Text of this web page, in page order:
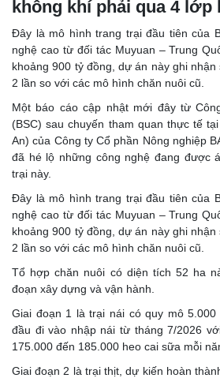
không khí phải qua 4 lớp
Đây là mô hình trang trại đầu tiên của
nghệ cao từ đối tác Muyuan – Trung
khoảng 900 tỷ đồng, dự án này ghi
2 lần so với các mô hình chăn nuôi cũ.
Một báo cáo cập nhật mới đây từ
(BSC) sau chuyến tham quan thực tế
An) của Công ty Cổ phần Nông nghiệp
đã hé lộ những công nghệ đang được
trại này.
Đây là mô hình trang trại đầu tiên của
nghệ cao từ đối tác Muyuan – Trung
khoảng 900 tỷ đồng, dự án này ghi
2 lần so với các mô hình chăn nuôi cũ.
Tổ hợp chăn nuôi có diện tích 52 ha
đoạn xây dựng và vận hành.
Giai đoạn 1 là trại nái có quy mô
đầu đi vào nhập nái từ tháng 7/2026
175.000 đến 185.000 heo cai sữa mỗi
Giai đoạn 2 là trại thịt, dự kiến hoàn